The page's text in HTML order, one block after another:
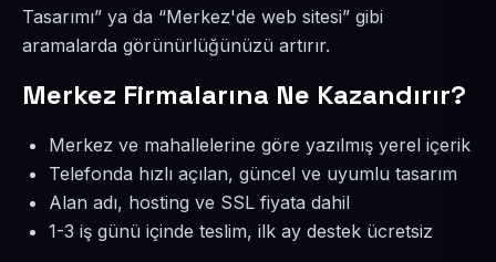
Tasarımı” ya da “Merkez'de web sitesi” gibi
aramalarda görünürlüğünüzü artırır.
Merkez Firmalarına Ne Kazandırır?
Merkez ve mahallelerine göre yazılmış yerel içerik
Telefonda hızlı açılan, güncel ve uyumlu tasarım
Alan adı, hosting ve SSL fiyata dahil
1-3 iş günü içinde teslim, ilk ay destek ücretsiz